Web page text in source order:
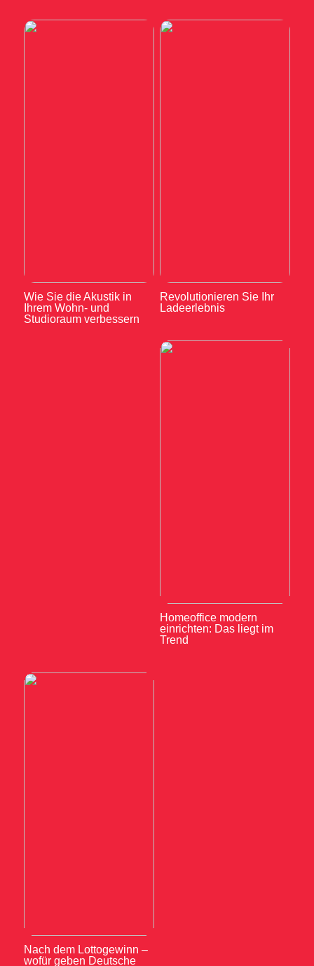
Wie Sie die Akustik in
Ihrem Wohn- und
Studioraum verbessern
Revolutionieren Sie Ihr
Ladeerlebnis
Homeoffice modern
einrichten: Das liegt im
Trend
Nach dem Lottogewinn –
wofür geben Deutsche